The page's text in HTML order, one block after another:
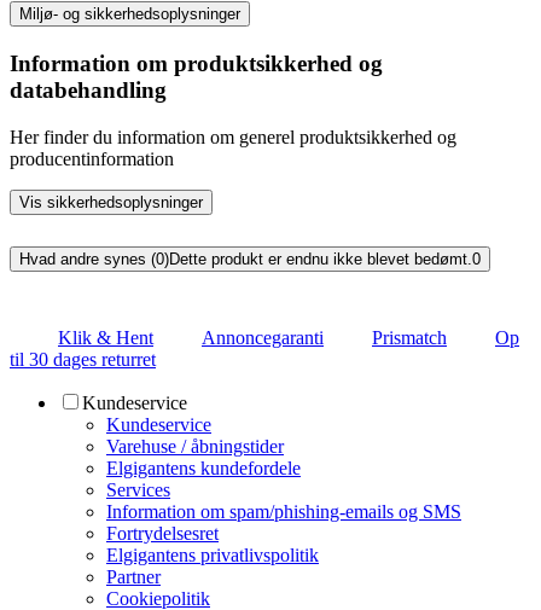
Miljø- og sikkerhedsoplysninger
Information om produktsikkerhed og
databehandling
Her finder du information om generel produktsikkerhed og
producentinformation
Vis sikkerhedsoplysninger
Hvad andre synes (0)Dette produkt er endnu ikke blevet bedømt. 0
Klik & Hent Annoncegaranti Prismatch
Op
til 30 dages returret
Kundeservice
Kundeservice
Varehuse / åbningstider
Elgigantens kundefordele
Services
Information om spam/phishing-emails og SMS
Fortrydelsesret
Elgigantens privatlivspolitik
Partner
Cookiepolitik